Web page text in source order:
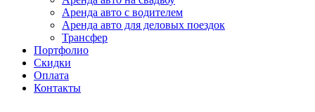
Аренда авто с водителем
Аренда авто для деловых поездок
Трансфер
Портфолио
Скидки
Оплата
Контакты